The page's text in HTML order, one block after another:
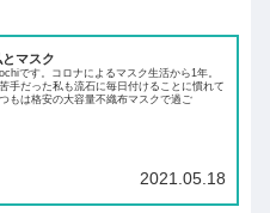
マスク
です。コロナによるマスク生活から1年。
手だった私も流石に毎日付けることに慣れて
もは格安の大容量不織布マスクで過ご
2021.05.18